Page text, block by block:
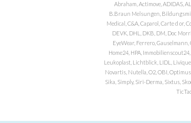
Abraham, Actimove, ADIDAS,
B.Braun Melsungen,
Medical, C&A, Caparol, Carte d or,
DEVK, DHL, DKB, DM, Doc
EyeWear, Ferrero,
Home24, HPA,
Leukoplast, Lichtblick, LIDL,
Novartis, Nutella, O2, OBI,
Sika, Simply, Siri-Derma, Sixtus,